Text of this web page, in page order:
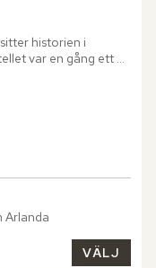
historien i
var en gång ett
träportar och svala...
Arlanda
VÄLJ